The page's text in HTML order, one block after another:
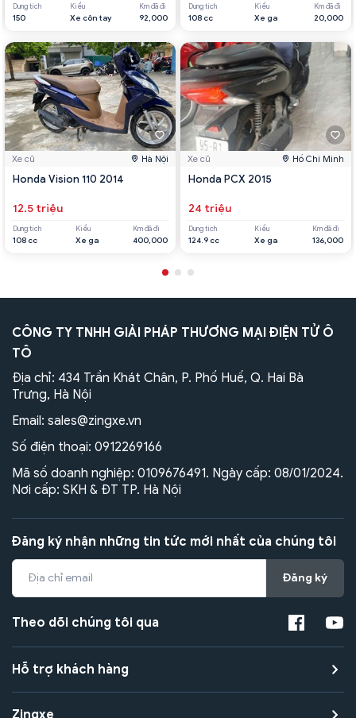
Dung tích
150
Kiểu
Xe côn tay
Km đã đi
92,000
Xe cũ Hà Nội
Honda Vision 110 2014
12.5 triệu
Dung tích
108 cc
Kiểu
Xe ga
Km đã đi
400,000
Dung tích
108 cc
Kiểu
Xe ga
Km đã đi
20,000
Xe cũ Hồ Chí Minh
Honda PCX 2015
24 triệu
Dung tích
124.9 cc
Kiểu
Xe ga
Km đã đi
136,000
CÔNG TY TNHH GIẢI PHÁP THƯƠNG MẠI ĐIỆN TỬ Ô
TÔ
Địa chỉ: 434 Trần Khát Chân, P. Phố Huế, Q. Hai Bà
Trưng, Hà Nội
Email: sales@zingxe.vn
Số điện thoại: 0912269166
Mã số doanh nghiệp: 0109676491. Ngày cấp: 08/01/2024.
Nơi cấp: SKH & ĐT TP. Hà Nội
Đăng ký nhận những tin tức mới nhất của chúng tôi
Đăng ký
Theo dõi chúng tôi qua
Hỗ trợ khách hàng
Zingxe